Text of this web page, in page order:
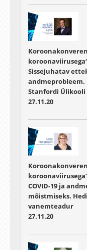
Sissejuhatav
andmeprobleem.
Stanfordi
27.11.20
COVID-19 ja
mõistmiseks.
vanemteadur
27.11.20